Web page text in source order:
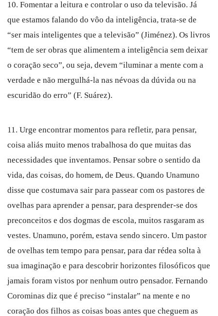
10. Fomentar a leitura e controlar o uso da televisão. Já
que estamos falando do vôo da inteligência, trata-se de
“ser mais inteligentes que a televisão” (Jiménez). Os livros
“tem de ser obras que alimentem a inteligência sem deixar
o coração seco”, ou seja, devem “iluminar a mente com a
verdade e não mergulhá-la nas névoas da dúvida ou na
escuridão do erro” (F. Suárez).
11. Urge encontrar momentos para refletir, para pensar,
coisa aliás muito menos trabalhosa do que muitas das
necessidades que inventamos. Pensar sobre o sentido da
vida, das coisas, do homem, de Deus. Quando Unamuno
disse que costumava sair para passear com os pastores de
ovelhas para aprender a pensar, para desprender-se dos
preconceitos e dos dogmas de escola, muitos rasgaram as
vestes. Unamuno, porém, estava sendo sincero. Um pastor
de ovelhas tem tempo para pensar, para dar rédea solta à
sua imaginação e para descobrir horizontes filosóficos que
jamais foram vistos por nenhum outro pensador. Fernando
Corominas diz que é preciso “instalar” na mente e no
coração dos filhos as coisas boas antes que cheguem as